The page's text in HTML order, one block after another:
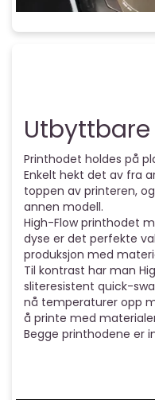
Printhodet holdes på
Enkelt hekt det av fra
toppen av printeren,
annen modell.
High-Flow printhodet
dyse er det perfekte
produksjon med
Til kontrast har man
sliteresistent quick-
nå temperaturer opp
å printe med materialer
Begge printhodene er